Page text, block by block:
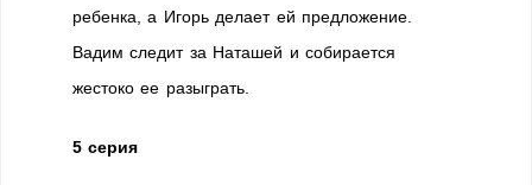
ребенка, а Игорь делает ей предложение.
Вадим следит за Наташей и собирается
жестоко ее разыграть.
5 серия